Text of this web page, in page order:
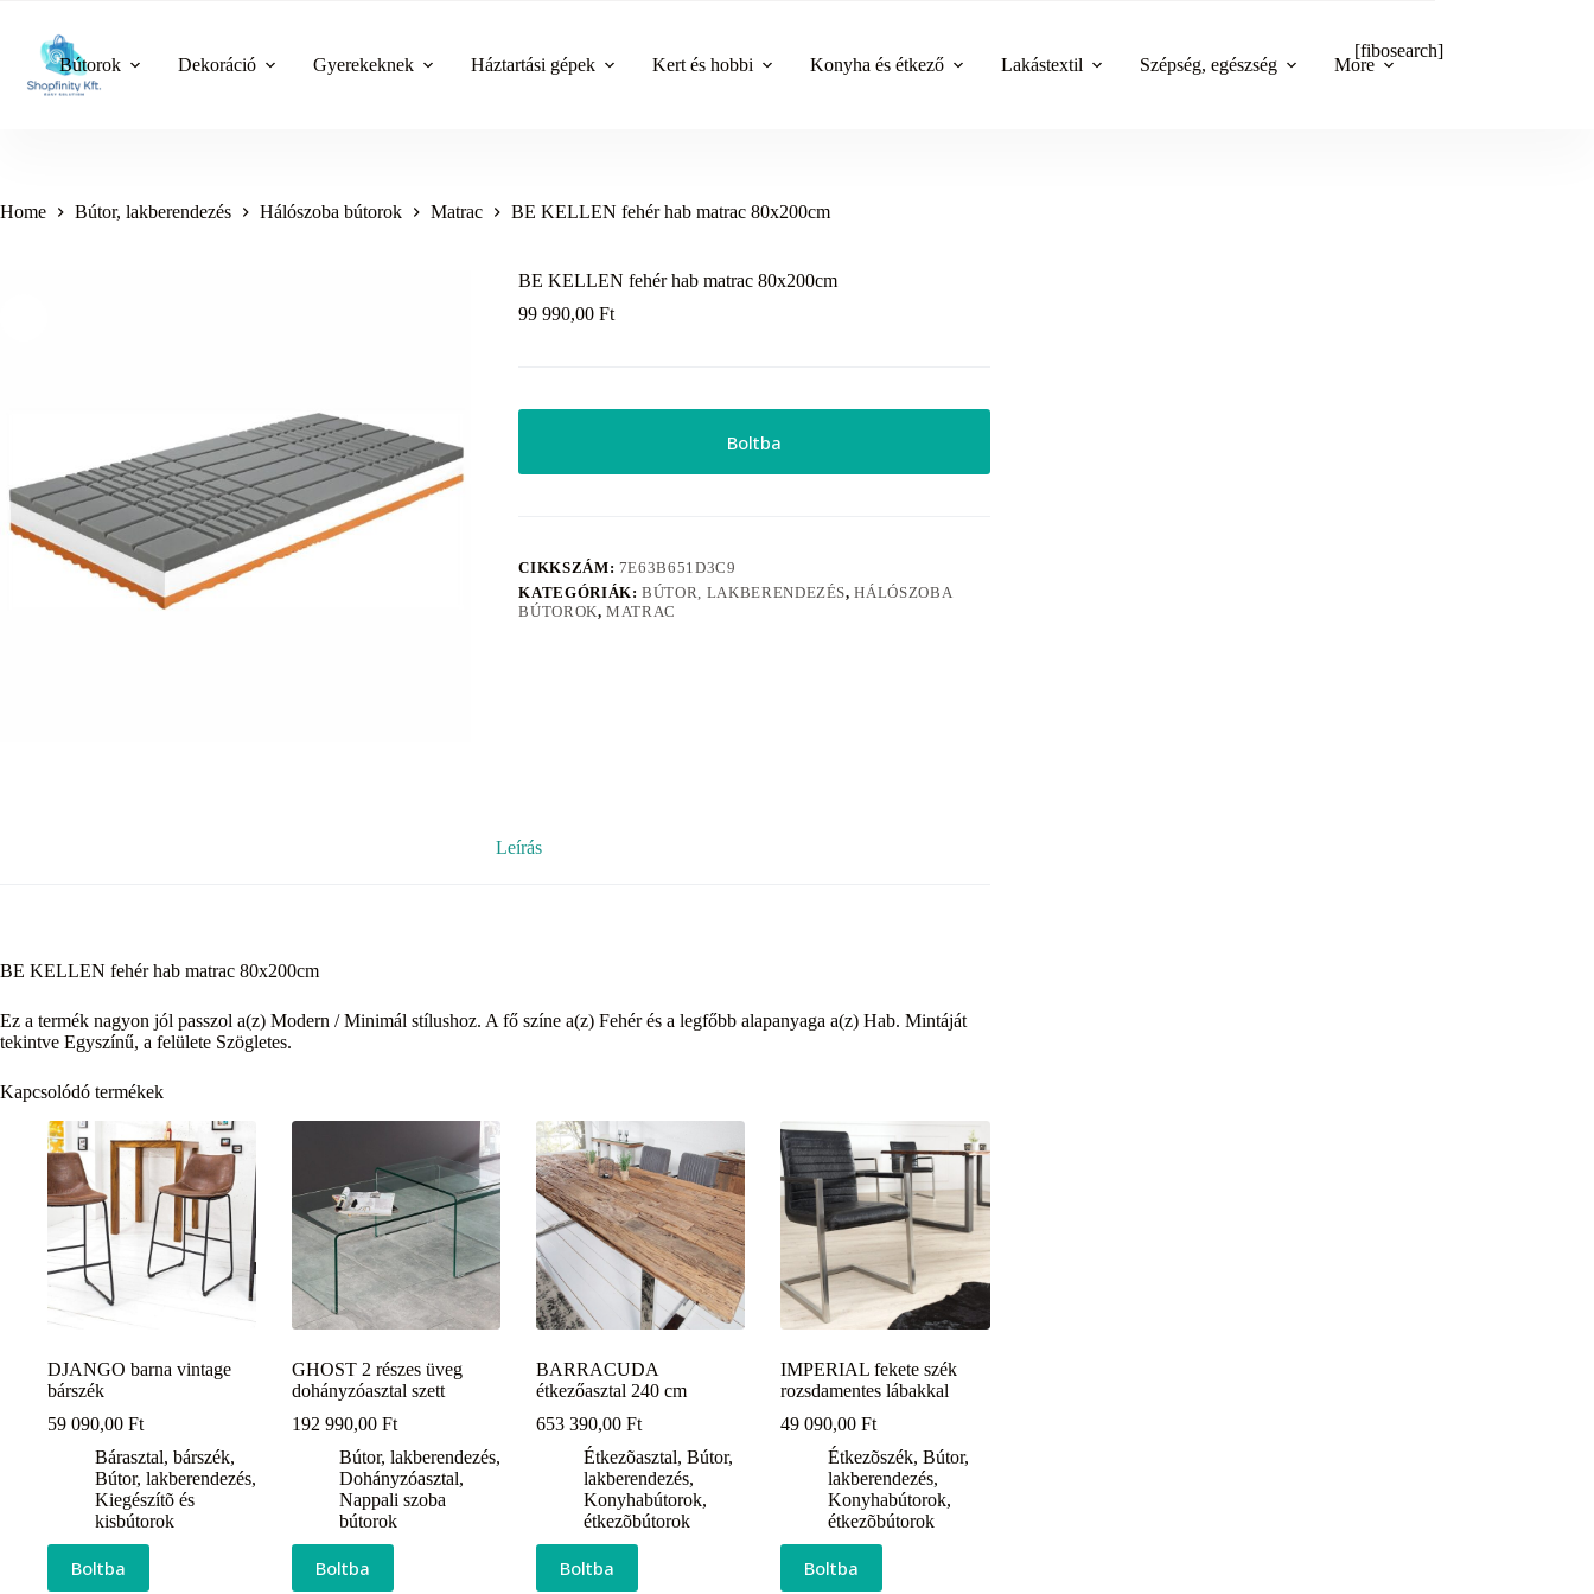
content
Bútorok Dekoráció Gyerekeknek Háztartási gépek Kert és hobbi Konyha és étkező Lakástextil Szépség, egészség More
[fibosearch]
Home Bútor, lakberendezés Hálószoba bútorok Matrac BE KELLEN fehér hab matrac 80x200cm
BE KELLEN fehér hab matrac 80x200cm
99 990,00Ft
Boltba
CIKKSZÁM: 7E63B651D3C9
KATEGÓRIÁK:BÚTOR, LAKBERENDEZÉS,HÁLÓSZOBA
BÚTOROK,MATRAC
Leírás
BE KELLEN fehér hab matrac 80x200cm
Ez a termék nagyon jól passzol a(z) Modern / Minimál stílushoz. A fő színe a(z) Fehér és a legfőbb alapanyaga a(z) Hab. Mintáját
tekintve Egyszínű, a felülete Szögletes.
Kapcsolódó termékek
DJANGO barna vintage
bárszék
59 090,00 Ft
Bárasztal, bárszék,
Bútor, lakberendezés,
Kiegészítõ és
kisbútorok
Boltba
GHOST 2 részes üveg
dohányzóasztal szett
192 990,00Ft
Bútor, lakberendezés,
Dohányzóasztal,
Nappali szoba
bútorok
Boltba
BARRACUDA
étkezőasztal 240 cm
653 390,00Ft
Étkezõasztal,Bútor,
lakberendezés,
Konyhabútorok,
étkezõbútorok
Boltba
IMPERIAL fekete szék
rozsdamentes lábakkal
49 090,00Ft
Étkezõszék,Bútor,
lakberendezés,
Konyhabútorok,
étkezõbútorok
Boltba